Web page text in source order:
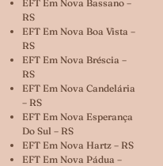
EFT Em Nova Bassano –
RS
EFT Em Nova Boa Vista –
RS
EFT Em Nova Bréscia –
RS
EFT Em Nova Candelária
– RS
EFT Em Nova Esperança
Do Sul – RS
EFT Em Nova Hartz – RS
EFT Em Nova Pádua –